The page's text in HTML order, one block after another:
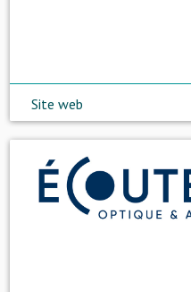
Site web